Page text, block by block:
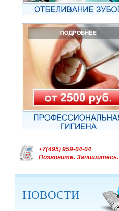
+7(495) 959-04-04
Позвоните. Запишитесь.
НОВОСТИ